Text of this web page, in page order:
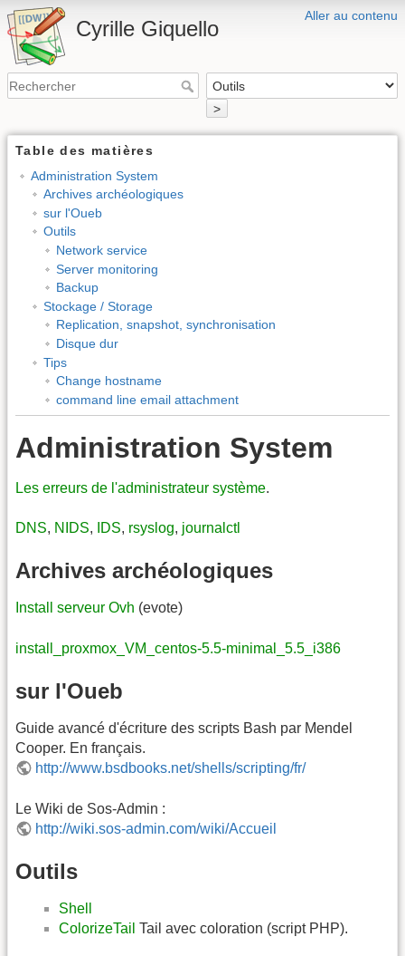
Aller au contenu
Cyrille Giquello
>
Table des matières
Administration System
Archives archéologiques
sur l'Oueb
Outils
Network service
Server monitoring
Backup
Stockage / Storage
Replication, snapshot, synchronisation
Disque dur
Tips
Change hostname
command line email attachment
Administration System
Les erreurs de l'administrateur système.
DNS, NIDS, IDS, rsyslog, journalctl
Archives archéologiques
Install serveur Ovh (evote)
install_proxmox_VM_centos-5.5-minimal_5.5_i386
sur l'Oueb
Guide avancé d'écriture des scripts Bash par Mendel
Cooper. En français.
http://www.bsdbooks.net/shells/scripting/fr/
Le Wiki de Sos-Admin :
http://wiki.sos-admin.com/wiki/Accueil
Outils
Shell
ColorizeTail Tail avec coloration (script PHP).